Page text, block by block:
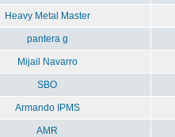
Heavy Metal Master
pantera g
Mijail Navarro
SBO
Armando IPMS
AMR